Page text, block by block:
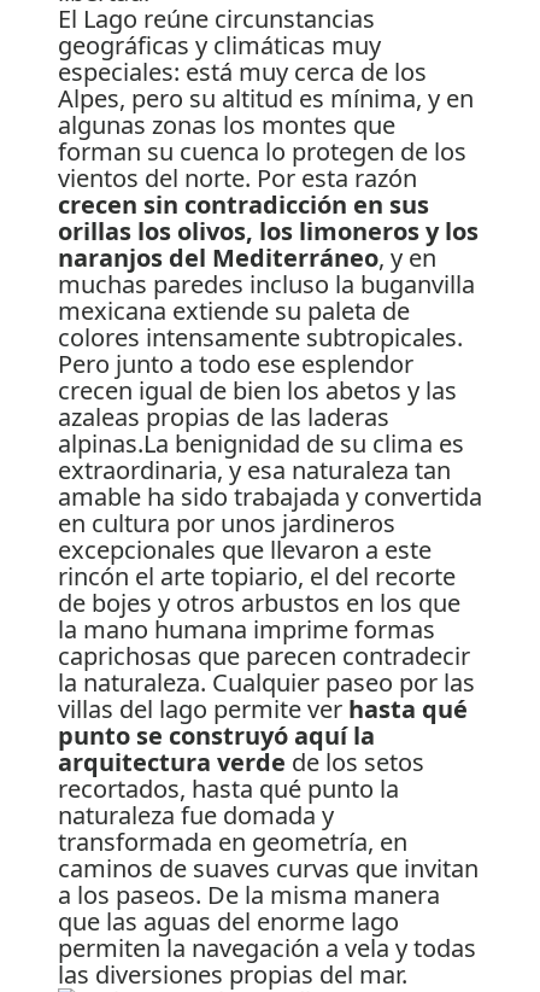
El Lago reúne circunstancias
geográficas y climáticas muy
especiales: está muy cerca de los
Alpes, pero su altitud es mínima, y en
algunas zonas los montes que
forman su cuenca lo protegen de los
vientos del norte. Por esta razón
crecen sin contradicción en sus
orillas los olivos, los limoneros y los
naranjos del Mediterráneo, y en
muchas paredes incluso la buganvilla
mexicana extiende su paleta de
colores intensamente subtropicales.
Pero junto a todo ese esplendor
crecen igual de bien los abetos y las
azaleas propias de las laderas
alpinas.La benignidad de su clima es
extraordinaria, y esa naturaleza tan
amable ha sido trabajada y convertida
en cultura por unos jardineros
excepcionales que llevaron a este
rincón el arte topiario, el del recorte
de bojes y otros arbustos en los que
la mano humana imprime formas
caprichosas que parecen contradecir
la naturaleza. Cualquier paseo por las
villas del lago permite ver hasta qué
punto se construyó aquí la
arquitectura verde de los setos
recortados, hasta qué punto la
naturaleza fue domada y
transformada en geometría, en
caminos de suaves curvas que invitan
a los paseos. De la misma manera
que las aguas del enorme lago
permiten la navegación a vela y todas
las diversiones propias del mar.